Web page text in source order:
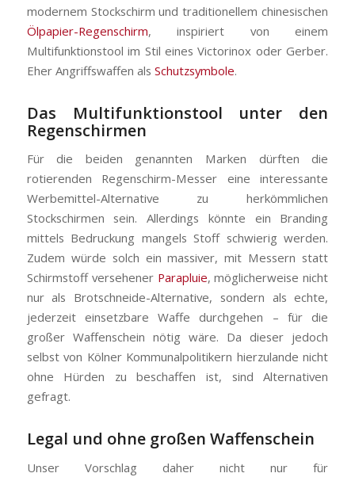
modernem Stockschirm und traditionellem chinesischen
Ölpapier-Regenschirm, inspiriert von einem
Multifunktionstool im Stil eines Victorinox oder Gerber.
Eher Angriffswaffen als Schutzsymbole.
Das Multifunktionstool unter den
Regenschirmen
Für die beiden genannten Marken dürften die
rotierenden Regenschirm-Messer eine interessante
Werbemittel-Alternative zu herkömmlichen
Stockschirmen sein. Allerdings könnte ein Branding
mittels Bedruckung mangels Stoff schwierig werden.
Zudem würde solch ein massiver, mit Messern statt
Schirmstoff versehener Parapluie, möglicherweise nicht
nur als Brotschneide-Alternative, sondern als echte,
jederzeit einsetzbare Waffe durchgehen – für die
großer Waffenschein nötig wäre. Da dieser jedoch
selbst von Kölner Kommunalpolitikern hierzulande nicht
ohne Hürden zu beschaffen ist, sind Alternativen
gefragt.
Legal und ohne großen Waffenschein
Unser Vorschlag daher nicht nur für